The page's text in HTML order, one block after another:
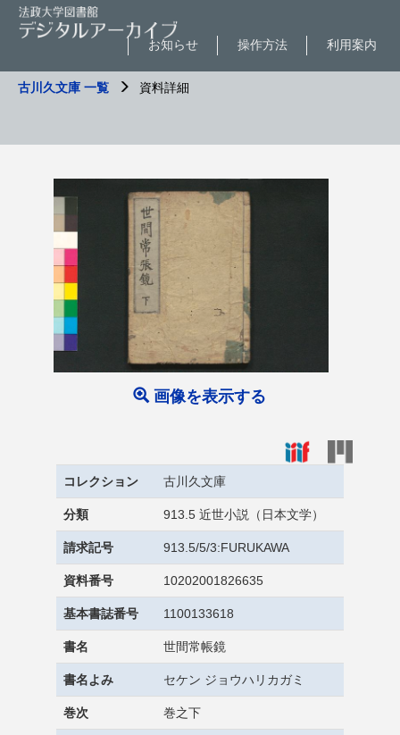
利用案内
操作方法
お知らせ
古川久文庫 一覧 資料詳細
画像を表示する
コレクション 古川久文庫
分類 913.5 近世小説（日本文学）
請求記号 913.5/5/3:FURUKAWA
資料番号 10202001826635
基本書誌番号 1100133618
書名 世間常帳鏡
書名よみ セケン ジョウハリカガミ
巻次 巻之下